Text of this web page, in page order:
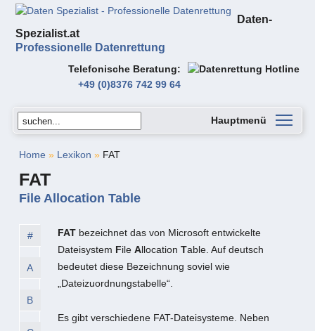
Daten-
Spezialist.at
Professionelle Datenrettung
Telefonische Beratung
+49 (0)8376 742 99 64
Hauptmenü
Home » Lexikon »FAT
FAT
File Allocation Table
#
A
B
FATbezeichnet das von Microsoft entwickelte
Dateisystem File Allocation Table. Auf deutsch
bedeutet diese Bezeichnung soviel wie
„Dateizuordnungstabelle“.
Es gibt verschiedene FAT-Dateisysteme. Neben